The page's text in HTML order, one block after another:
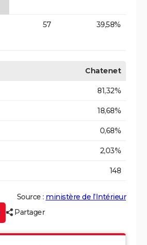
57 39,58%
Chatenet
81,32%
18,68%
0,68%
2,03%
148
Source : ministère de l’Intérieur
Partager